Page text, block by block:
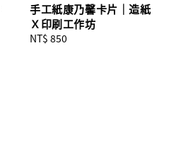
手工紙康乃馨卡片｜造紙
Ｘ印刷工作坊
Regular
NT$ 850